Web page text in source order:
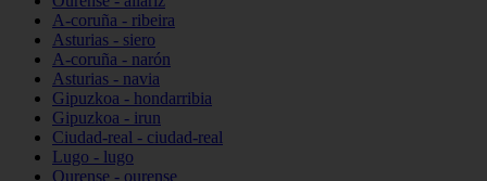
A-coruña - ribeira
Asturias - siero
A-coruña - narón
Asturias - navia
Gipuzkoa - hondarribia
Gipuzkoa - irun
Ciudad-real - ciudad-real
Lugo - lugo
Ourense - ourense